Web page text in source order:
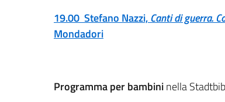
19.00 Stefano Nazzi, Canti di guerra.
Mondadori
Programma per bambininella